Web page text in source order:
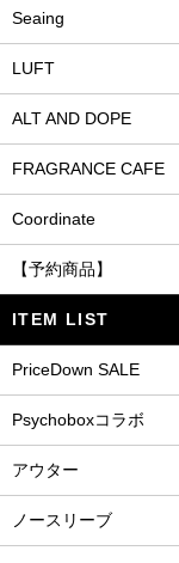
Seaing
LUFT
ALT AND DOPE
FRAGRANCE CAFE
Coordinate
【予約商品】
ITEM LIST
PriceDown SALE
Psychoboxコラボ
アウター
ノースリーブ